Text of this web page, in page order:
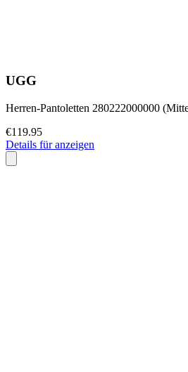
UGG
Herren-Pantoletten 280222000000
€119.95
Details für anzeigen